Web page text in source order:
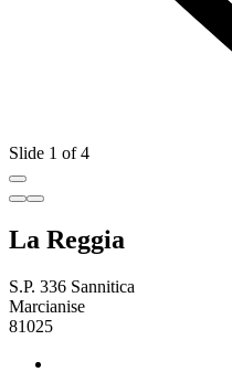
Slide 1 of 4
La Reggia
S.P. 336 Sannitica
Marcianise
81025